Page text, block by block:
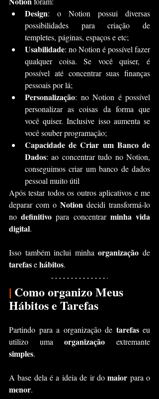
Design: o Notion possui diversas
possibilidades para criação de
templetes, páginas, espaços e etc;
Usabilidade: no Notion é possível fazer
qualquer coisa. Se você quiser, é
possível até concentrar suas finanças
pessoais por lá;
Personalização: no Notion é possível
personalizar as coisas da forma que
você quiser. Inclusive isso aumenta se
você souber programação;
Capacidade de Criar um Banco de
Dados: ao concentrar tudo no Notion,
conseguimos criar um banco de dados
pessoal muito útil
Após testar todos os outros aplicativos e me
deparar com o Notion decidi transformá-lo
no definitivo para concentrar minha vida
digital.
Isso também inclui minha organização
tarefas e hábitos.
| Como organizo Meus
Hábitos e Tarefas
Partindo para a organização de tarefas eu
utilizo uma organização
simples.
A base dela é a ideia de ir do maior
menor.